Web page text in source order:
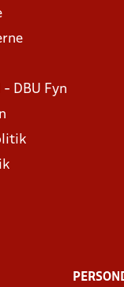
DBU Fyn